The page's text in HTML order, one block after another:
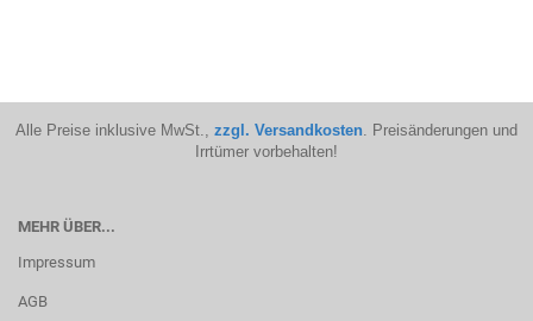
Alle Preise inklusive MwSt., zzgl. Versandkosten . Preisänderungen und
Irrtümer vorbehalten!
MEHR ÜBER...
Impressum
AGB